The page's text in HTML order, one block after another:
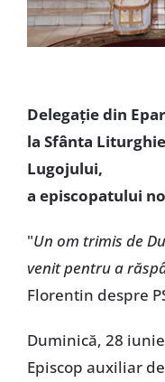
Delegație din
la Sfânta
Lugojului,
a episcopatului
"Un om trimis de
venit pentru a
Florentin despre
Duminică, 28
Episcop auxiliar